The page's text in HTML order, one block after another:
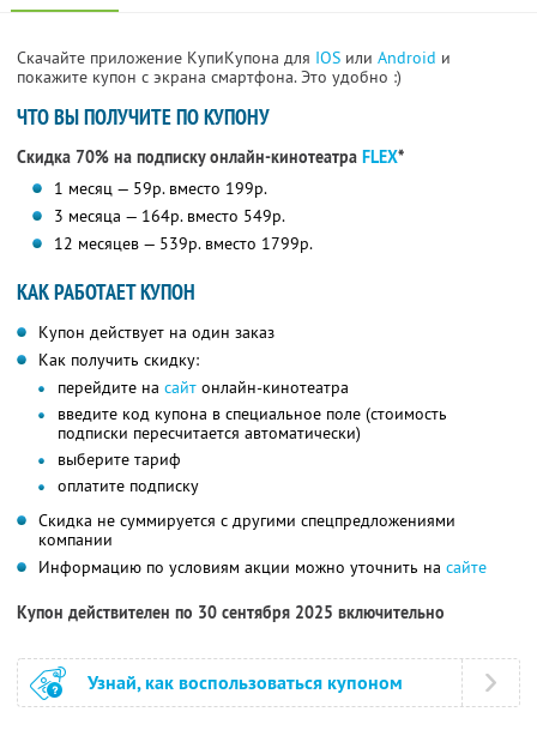
Скачайте приложение КупиКупона для IOS или Android и
покажите купон с экрана смартфона. Это удобно :)
ЧТО ВЫ ПОЛУЧИТЕ ПО КУПОНУ
Скидка 70% на подписку онлайн-кинотеатра FLEX*
1 месяц — 59р. вместо 199р.
3 месяца — 164р. вместо 549р.
12 месяцев — 539р. вместо 1799р.
КАК РАБОТАЕТ КУПОН
Купон действует на один заказ
Как получить скидку:
перейдите на сайт онлайн-кинотеатра
введите код купона в специальное поле (стоимость
подписки пересчитается автоматически)
выберите тариф
оплатите подписку
Скидка не суммируется с другими спецпредложениями
компании
Информацию по условиям акции можно уточнить на сайте
Купон действителен по 30 сентября 2025 включительно
Узнай, как воспользоваться купоном